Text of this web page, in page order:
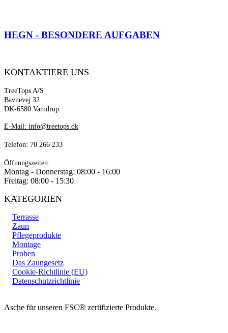
HEGN - BESONDERE AUFGABEN
KONTAKTIERE UNS
TreeTops A/S
Bavnevej 32
DK-6580 Vamdrup
E-Mail: info@treetops.dk
Telefon: 70 266 233
Öffnungszeiten:
Montag - Donnerstag: 08:00 - 16:00
Freitag: 08:00 - 15:30
KATEGORIEN
Terrasse
Zaun
Pflegeprodukte
Montage
Proben
Das Zaungesetz
Cookie-Richtlinie (EU)
Datenschutzrichtlinie
Asche für unseren FSC® zertifizierte Produkte.